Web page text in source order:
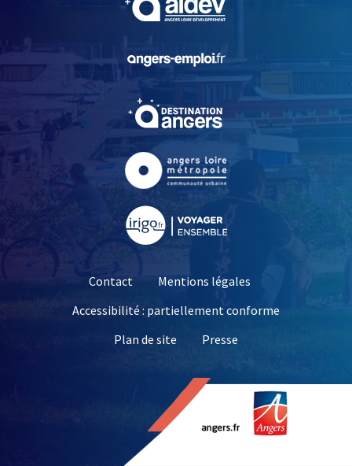
, Ouvre une nouvelle
, Ouvre une nouvelle
Contact
Mentions légales
Accessibilité : partiellement conforme
Plan de site
Presse